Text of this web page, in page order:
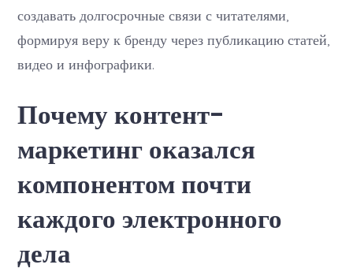
создавать долгосрочные связи с читателями,
формируя веру к бренду через публикацию статей,
видео и инфографики.
Почему контент-
маркетинг оказался
компонентом почти
каждого электронного
дела